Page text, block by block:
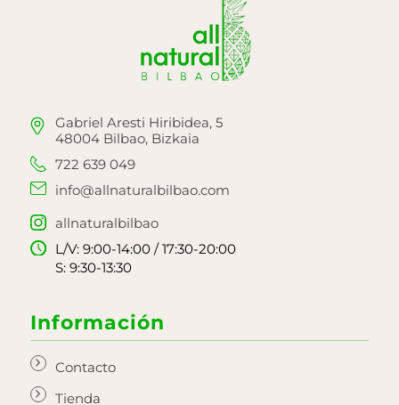
Gabriel Aresti Hiribidea, 5
48004 Bilbao, Bizkaia
722 639 049
info@allnaturalbilbao.com
allnaturalbilbao
L/V: 9:00-14:00 / 17:30-20:00
S: 9:30-13:30
Información
Contacto
Tienda